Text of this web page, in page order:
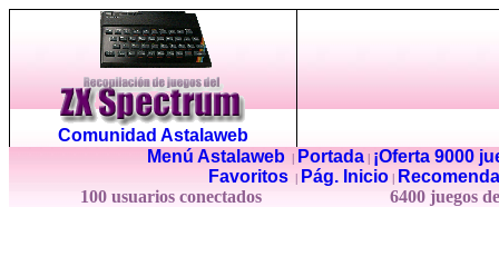
Comunidad Astalaweb
Menú Astalaweb| Portada|
¡Oferta 9000
Favoritos
Pág. Inicio
100 usuarios conectados
6400 juegos